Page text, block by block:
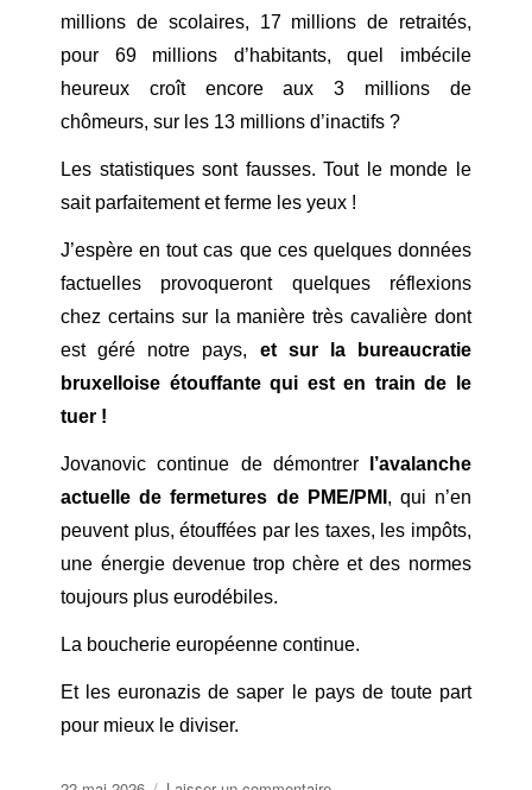
millions de scolaires, 17 millions de retraités,
pour 69 millions d’habitants, quel imbécile
heureux croît encore aux 3 millions de
chômeurs, sur les 13 millions d’inactifs ?
Les statistiques sont fausses. Tout le monde le
sait parfaitement et ferme les yeux !
J’espère en tout cas que ces quelques données
factuelles provoqueront quelques réflexions
chez certains sur la manière très cavalière dont
est géré notre pays, et sur la bureaucratie
bruxelloise étouffante qui est en train de le
tuer !
Jovanovic continue de démontrer
l’avalanche
actuelle de fermetures de PME/PMI , qui n’en
peuvent plus, étouffées par les taxes, les impôts,
une énergie devenue trop chère et des normes
toujours plus eurodébiles.
La boucherie européenne continue.
Et les euronazis de saper le pays de toute part
pour mieux le diviser.